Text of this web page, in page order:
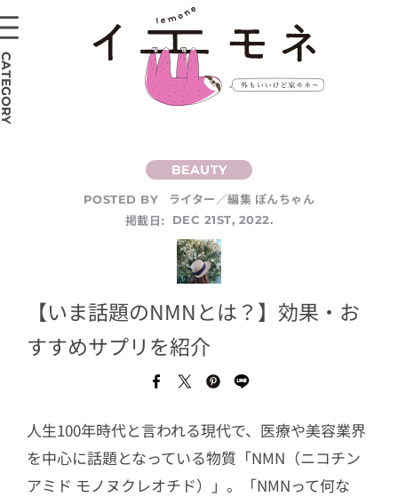
POSTED BY
ライター／編集 ぽんちゃん
掲載日:
DEC 21ST, 2022.
【いま話題のNMNとは？】効果・お
すすめサプリを紹介
人生100年時代と言われる現代で、医療や美容業界
を中心に話題となっている物質「NMN（ニコチン
アミド モノヌクレオチド）」。「NMNって何な